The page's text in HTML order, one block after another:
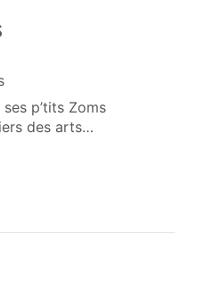
p’tits Zoms
des arts…